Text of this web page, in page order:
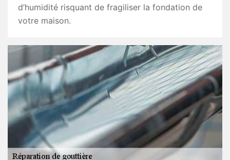
d’humidité risquant de fragiliser la fondation de
votre maison.